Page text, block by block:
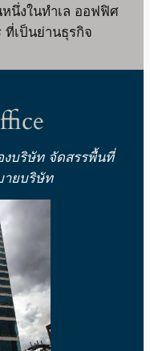
นึ่งในทำเล ออฟฟิศ
ที่เป็นย่านธุรกิจ
บริษัท จัดสรรพื้นที่
ายบริษัท